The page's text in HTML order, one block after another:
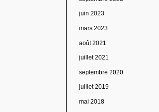
juin 2023
mars 2023
août 2021
juillet 2021
septembre 2020
juillet 2019
mai 2018